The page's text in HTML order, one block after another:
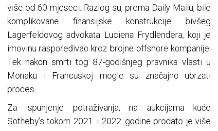
više od 60 mjeseci. Razlog su, prema Daily Mailu, bile
komplikovane finansijske konstrukcije bivšeg
Lagerfeldovog advokata Luciena Frydlendera, koji je
imovinu raspoređivao kroz brojne offshore kompanije.
Tek nakon smrti tog 87-godišnjeg pravnika vlasti u
Monaku i Francuskoj mogle su značajno ubrzati
proces.
Za ispunjenje potraživanja, na aukcijama kuće
Sotheby’s tokom 2021. i 2022. godine prodato je više